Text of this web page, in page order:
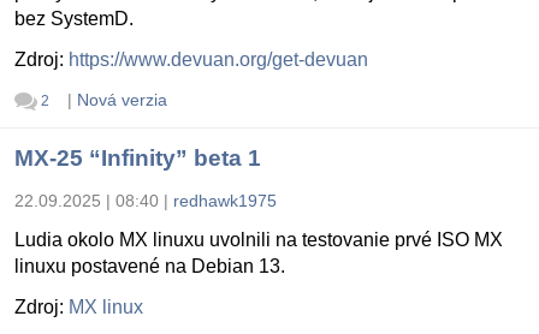
bez SystemD.
Zdroj: https://www.devuan.org/get-devuan
2 | Nová verzia
MX-25 “Infinity” beta 1
22.09.2025 | 08:40 | redhawk1975
Ludia okolo MX linuxu uvolnili na testovanie prvé ISO MX
linuxu postavené na Debian 13.
Zdroj: MX linux